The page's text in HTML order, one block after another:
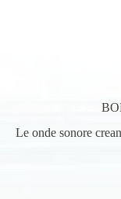
Le onde sonore